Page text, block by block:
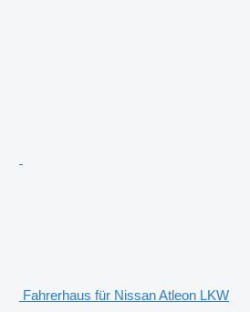
Fahrerhaus für Nissan Atleon LKW